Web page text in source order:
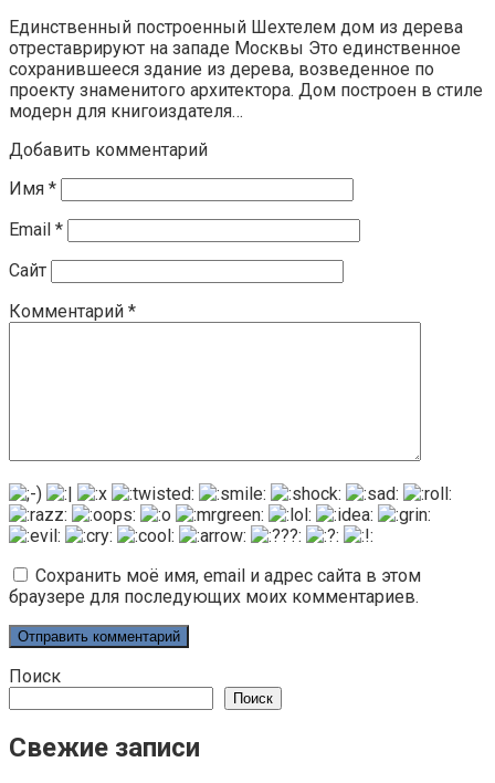
Единственный построенный Шехтелем дом из дерева
отреставрируют на западе Москвы Это единственное
сохранившееся здание из дерева, возведенное по
проекту знаменитого архитектора. Дом построен в стиле
модерн для книгоиздателя…
Добавить комментарий
Имя *
Email *
Сайт
Комментарий *
Сохранить моё имя, email и адрес сайта в этом
браузере для последующих моих комментариев.
Поиск
Поиск
Свежие записи